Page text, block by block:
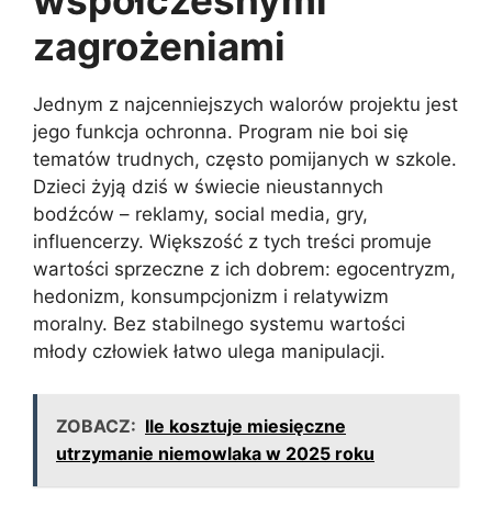
zagrożeniami
Jednym z najcenniejszych walorów projektu jest
jego funkcja ochronna. Program nie boi się
tematów trudnych, często pomijanych w szkole.
Dzieci żyją dziś w świecie nieustannych
bodźców – reklamy, social media, gry,
influencerzy. Większość z tych treści promuje
wartości sprzeczne z ich dobrem: egocentryzm,
hedonizm, konsumpcjonizm i relatywizm
moralny. Bez stabilnego systemu wartości
młody człowiek łatwo ulega manipulacji.
ZOBACZ: Ile kosztuje miesięczne
utrzymanie niemowlaka w 2025 roku